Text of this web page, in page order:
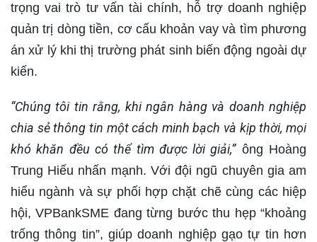
trọng vai trò tư vấn tài chính, hỗ trợ doanh nghiệp
quản trị dòng tiền, cơ cấu khoản vay và tìm phương
án xử lý khi thị trường phát sinh biến động ngoài dự
kiến.
“Chúng tôi tin rằng, khi ngân hàng và doanh nghiệp
chia sẻ thông tin một cách minh bạch và kịp thời, mọi
khó khăn đều có thể tìm được lời giải,”ông Hoàng
Trung Hiếu nhấn mạnh. Với đội ngũ chuyên gia am
hiểu ngành và sự phối hợp chặt chẽ cùng các hiệp
hội, VPBankSME đang từng bước thu hẹp “khoảng
trống thông tin”, giúp doanh nghiệp gạo tự tin hơn